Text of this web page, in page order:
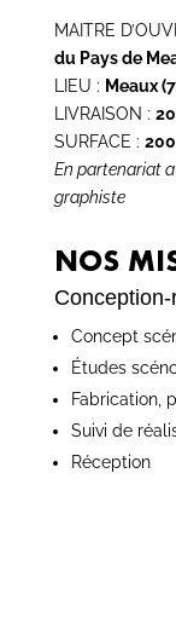
MAITRE
du Pays de
LIEU : Meaux
LIVRAISON :
SURFACE :
En partenariat
graphiste
NOS
Concept
Études
Fabrication,
Suivi de
Réception